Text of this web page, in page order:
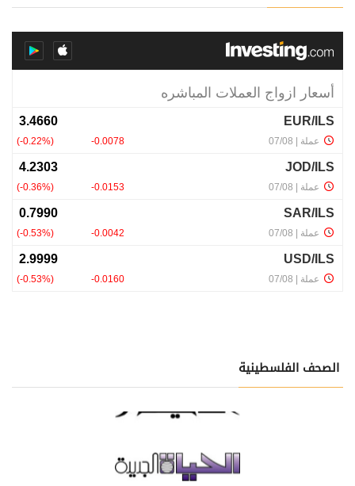
الصحف الفلسطينية